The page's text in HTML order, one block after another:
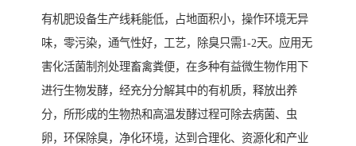
有机肥设备生产线耗能低，占地面积小，操作环境无异
味，零污染，通气性好，工艺，除臭只需1-2天。应用无
害化活菌制剂处理畜禽粪便，在多种有益微生物作用下
进行生物发酵，经充分分解其中的有机质，释放出养
分，所形成的生物热和高温发酵过程可除去病菌、虫
卵，环保除臭，净化环境，达到合理化、资源化和产业